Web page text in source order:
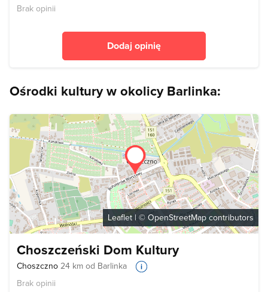
Brak opinii
Dodaj opinię
Ośrodki kultury w okolicy Barlinka:
Leaflet | © OpenStreetMap contributors
Choszczeński Dom Kultury
Choszczno 24 km od Barlinka
Brak opinii